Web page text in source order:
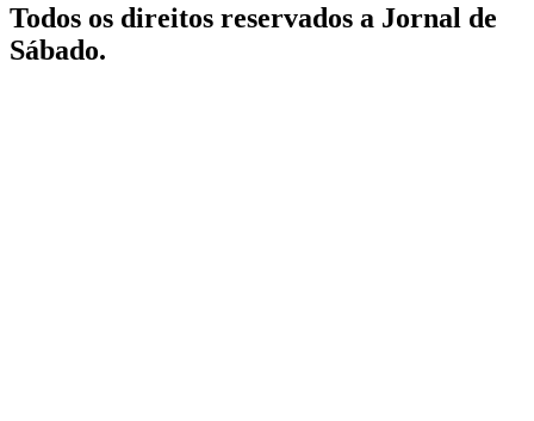
Todos os direitos reservados a Jornal de
Sábado.